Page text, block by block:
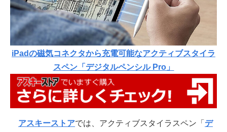
iPadの磁気コネクタから充電可能なアクティブスタイラ
スペン「デジタルペンシル Pro」
アスキーストアでは、アクティブスタイラスペン「 デ